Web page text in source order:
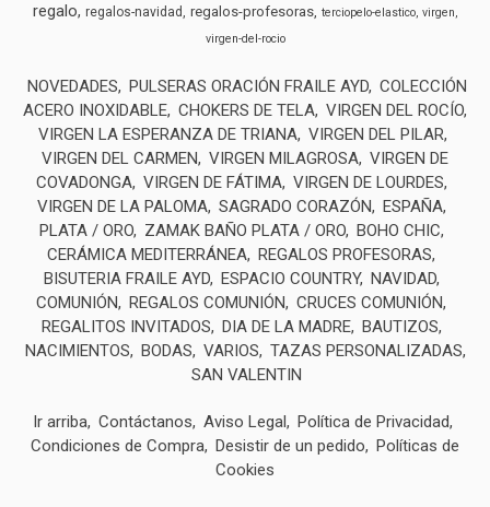
regalo regalos-navidad regalos-profesoras terciopelo-elastico virgen
virgen-del-rocio
NOVEDADES PULSERAS ORACIÓN FRAILE AYD COLECCIÓN
ACERO INOXIDABLE CHOKERS DE TELA VIRGEN DEL ROCÍO
VIRGEN LA ESPERANZA DE TRIANA VIRGEN DEL PILAR
VIRGEN DEL CARMEN
VIRGEN MILAGROSA VIRGEN DE
COVADONGA VIRGEN DE FÁTIMA VIRGEN DE LOURDES
VIRGEN DE LA PALOMA SAGRADO CORAZÓN
ESPAÑA
PLATA / ORO
ZAMAK BAÑO PLATA / ORO BOHO CHIC
CERÁMICA MEDITERRÁNEA REGALOS PROFESORAS
BISUTERIA FRAILE AYD ESPACIO COUNTRY NAVIDAD
COMUNIÓN
REGALOS COMUNIÓN
CRUCES COMUNIÓN
REGALITOS INVITADOS
DIA DE LA MADRE BAUTIZOS
NACIMIENTOS
BODAS VARIOS
TAZAS PERSONALIZADAS
SAN VALENTIN
Ir arriba Contáctanos Aviso Legal
Política de Privacidad
Condiciones de Compra Desistir de un pedido
Políticas de
Cookies